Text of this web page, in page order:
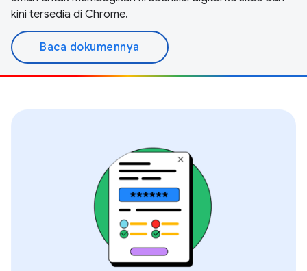
kini tersedia di Chrome.
Baca dokumennya